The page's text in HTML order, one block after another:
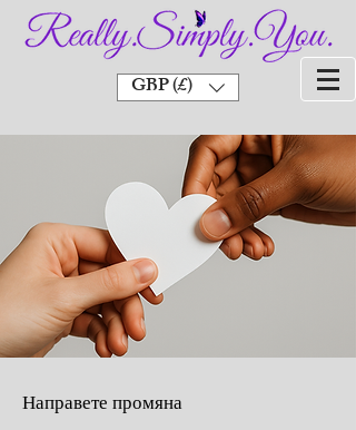
GBP (£)
Направете промяна